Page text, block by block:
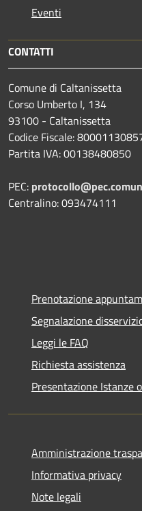
Eventi
CONTATTI
Comune di Caltanissetta
Corso Umberto I, 134
93100 - Caltanissetta
Codice Fiscale:
Partita IVA: 00138480850
PEC:
Centralino: 093474111
Prenotazione
Segnalazione
Leggi le FAQ
Richiesta assistenza
Presentazione Istanze
Amministrazione
Informativa privacy
Note legali